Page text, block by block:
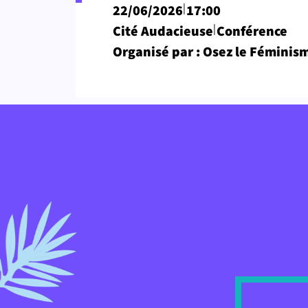
22/06/2026|17:00
Cité Audacieuse|Conférence
Organisé par : Osez le